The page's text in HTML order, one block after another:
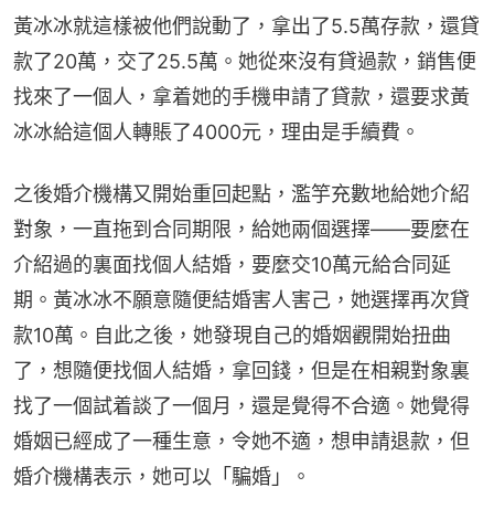
黃冰冰就這樣被他們說動了，拿出了5.5萬存款，還貸
款了20萬，交了25.5萬。她從來沒有貸過款，銷售便
找來了一個人，拿着她的手機申請了貸款，還要求黃
冰冰給這個人轉賬了4000元，理由是手續費。
之後婚介機構又開始重回起點，濫竽充數地給她介紹
對象，一直拖到合同期限，給她兩個選擇——要麼在
介紹過的裏面找個人結婚，要麼交10萬元給合同延
期。黃冰冰不願意隨便結婚害人害己，她選擇再次貸
款10萬。自此之後，她發現自己的婚姻觀開始扭曲
了，想隨便找個人結婚，拿回錢，但是在相親對象裏
找了一個試着談了一個月，還是覺得不合適。她覺得
婚姻已經成了一種生意，令她不適，想申請退款，但
婚介機構表示，她可以「騙婚」。